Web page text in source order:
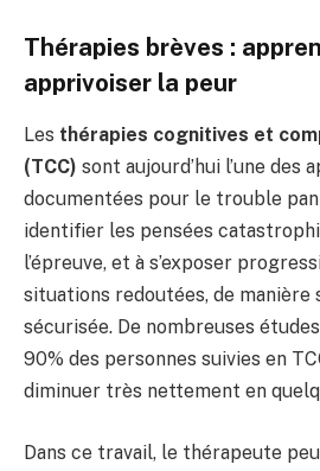
Thérapies brèves :
apprivoiser la peur
Les thérapies cognitives et
(TCC) sont aujourd’hui l’une des
documentées pour le trouble
identifier les pensées
l’épreuve, et à s’exposer
situations redoutées, de
sécurisée. De nombreuses
90% des personnes suivies en
diminuer très nettement en
Dans ce travail, le thérapeute